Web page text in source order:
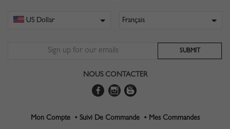
NOUS CONTACTER
Mon Compte • Suivi De Commande • Mes Commandes